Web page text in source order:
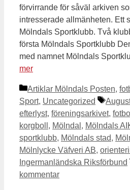
förvirrande för såväl arkiven
intresserade allmänheten. Ett
Mölndals Sportklubb. Två
första Mölndals Sportklubb
med namnet Mölndals
mer
Kategorier
Artiklar Mölndals Posten,
Sport, Uncategorized
efterlyst, föreningsarkivet, fotboll
korgboll , Mölndal , Mölndals
sportklubb, Mölndals stad,
Mölnlycke Väfveri AB,
Ingermanländska Riksförbund
kommentar